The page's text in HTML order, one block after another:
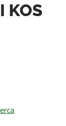
KOS